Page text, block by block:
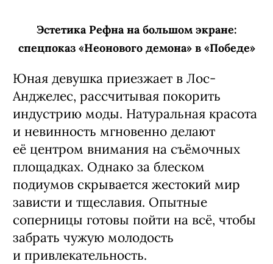
Эстетика Рефна на большом экране:
спецпоказ «Неонового демона» в «Победе»
Юная девушка приезжает в Лос-
Анджелес, рассчитывая покорить
индустрию моды. Натуральная красота
и невинность мгновенно делают
её центром внимания на съёмочных
площадках. Однако за блеском
подиумов скрывается жестокий мир
зависти и тщеславия. Опытные
соперницы готовы пойти на всё, чтобы
забрать чужую молодость
и привлекательность.